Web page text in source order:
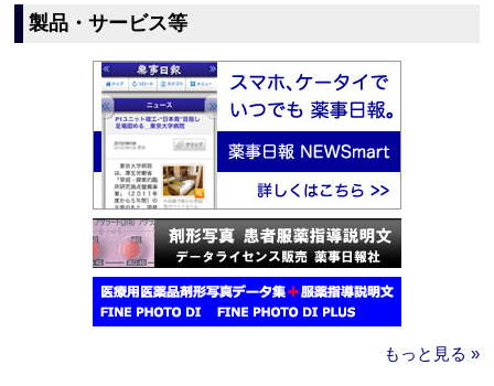
製品・サービス等
もっと見る »